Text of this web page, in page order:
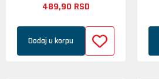
489,90 RSD
Dodaj u korpu